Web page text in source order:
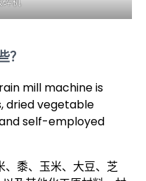
？
mill machine is
dried vegetable
self-employed
、黍、玉米、大豆、芝